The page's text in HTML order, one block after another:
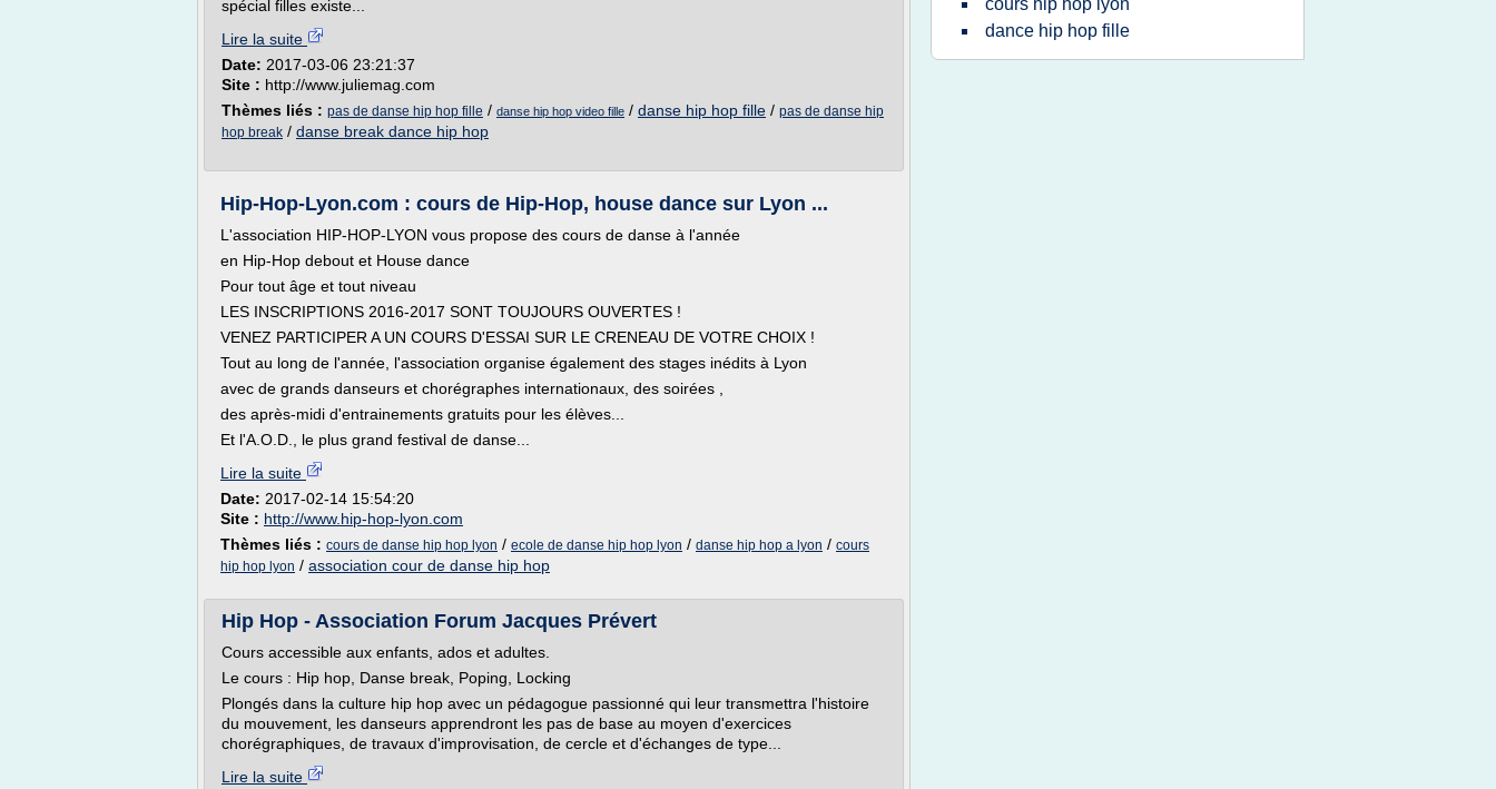
spécial filles existe...
Lire la suite
Date: 2017-03-06 23:21:37
Site : http://www.juliemag.com
Thèmes liés : pas de danse hip hop fille / danse hip hop video fille / danse hip hop fille / pas de danse hip
hop break / danse break dance hip hop
Hip-Hop-Lyon.com : cours de Hip-Hop, house dance sur Lyon ...
L'association HIP-HOP-LYON vous propose des cours de danse à l'année
en Hip-Hop debout et House dance
Pour tout âge et tout niveau
LES INSCRIPTIONS 2016-2017 SONT TOUJOURS OUVERTES !
VENEZ PARTICIPER A UN COURS D'ESSAI SUR LE CRENEAU DE VOTRE CHOIX !
Tout au long de l'année, l'association organise également des stages inédits à Lyon
avec de grands danseurs et chorégraphes internationaux, des soirées ,
des après-midi d'entrainements gratuits pour les élèves...
Et l'A.O.D., le plus grand festival de danse...
Lire la suite
Date: 2017-02-14 15:54:20
Site : http://www.hip-hop-lyon.com
Thèmes liés : cours de danse hip hop lyon / ecole de danse hip hop lyon / danse hip hop a lyon / cours
hip hop lyon / association cour de danse hip hop
Hip Hop - Association Forum Jacques Prévert
Cours accessible aux enfants, ados et adultes.
Le cours : Hip hop, Danse break, Poping, Locking
Plongés dans la culture hip hop avec un pédagogue passionné qui leur transmettra l'histoire
du mouvement, les danseurs apprendront les pas de base au moyen d'exercices
chorégraphiques, de travaux d'improvisation, de cercle et d'échanges de type...
Lire la suite
cours hip hop lyon
dance hip hop fille